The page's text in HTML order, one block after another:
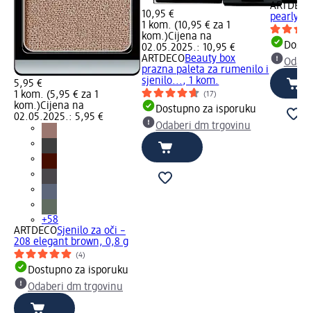
5,95 €
1 kom. (5,95 € za 1
kom.)Cijena na
02.05.2025.: 5,95 €
+58
ARTDECOSjenilo za oči –
208 elegant brown, 0,8 g
(4)
Dostupno za isporuku
Odaberi dm trgovinu
10,95 €
1 kom. (10,95 € za 1
kom.)Cijena na
02.05.2025.: 10,95 €
ARTDECOBeauty box
prazna paleta za rumenilo i
sjenilo..., 1 kom.
(17)
Dostupno za isporuku
Odaberi dm trgovinu
pearly